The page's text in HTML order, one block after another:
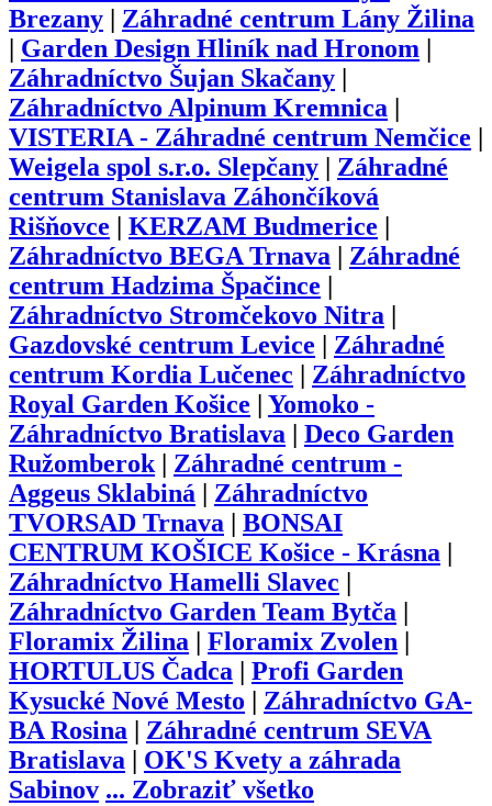
Brezany
Záhradné centrum Lány Žilina
Garden Design Hliník nad Hronom
Záhradníctvo Šujan Skačany
Záhradníctvo Alpinum Kremnica
VISTERIA - Záhradné centrum Nemčice
Weigela spol s.r.o. Slepčany
Záhradné
centrum Stanislava Záhončíková
Rišňovce
KERZAM Budmerice
Záhradníctvo BEGA Trnava
Záhradné
centrum Hadzima Špačince
Záhradníctvo Stromčekovo Nitra
Gazdovské centrum Levice
Záhradné
centrum Kordia Lučenec
Záhradníctvo
Royal Garden Košice
Yomoko -
Záhradníctvo Bratislava
Deco Garden
Ružomberok| Záhradné centrum -
Aggeus Sklabiná
Záhradníctvo
TVORSAD Trnava
BONSAI
CENTRUM KOŠICE Košice - Krásna
Záhradníctvo Hamelli Slavec
Záhradníctvo Garden Team Bytča
Floramix Žilina
Floramix Zvolen
HORTULUS Čadca
Profi Garden
Kysucké Nové Mesto
Záhradníctvo GA-
BA Rosina
Záhradné centrum SEVA
Bratislava
OK'S Kvety a záhrada
Sabinov ... Zobraziť všetko